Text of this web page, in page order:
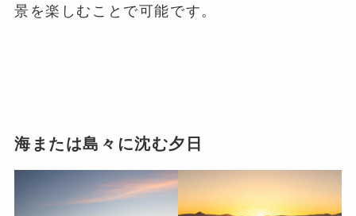
景を楽しむことで可能です。
海または島々に沈む夕日